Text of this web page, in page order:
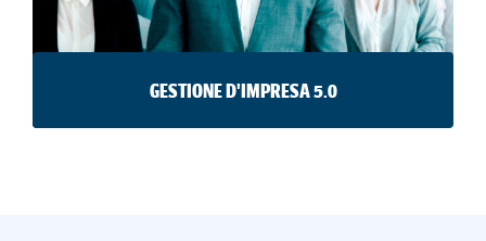
GESTIONE D'IMPRESA 5.0